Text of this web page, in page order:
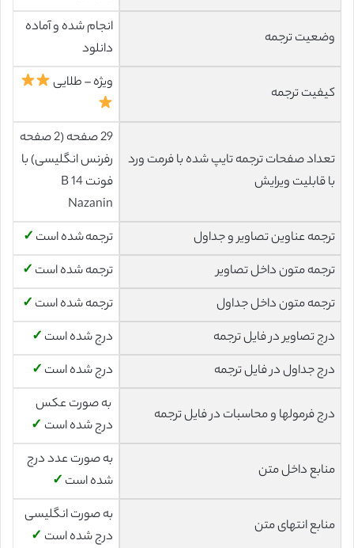
وضعیت ترجمه
انجام شده و آماده
دانلود
کیفیت ترجمه
ویژه – طلایی
تعداد صفحات ترجمه تایپ شده با فرمت ورد
با قابلیت ویرایش
29 صفحه (2 صفحه
رفرنس انگلیسی) با
فونت 14 B
Nazanin
ترجمه عناوین تصاویر و جداول
ترجمه شده است ✓
ترجمه متون داخل تصاویر
ترجمه شده است ✓
ترجمه متون داخل جداول
ترجمه شده است ✓
درج تصاویر در فایل ترجمه
درج شده است ✓
درج جداول در فایل ترجمه
درج شده است ✓
درج فرمولها و محاسبات در فایل ترجمه
به صورت عکس
درج شده است ✓
منابع داخل متن
به صورت عدد درج
شده است ✓
منابع انتهای متن
به صورت انگلیسی
درج شده است ✓